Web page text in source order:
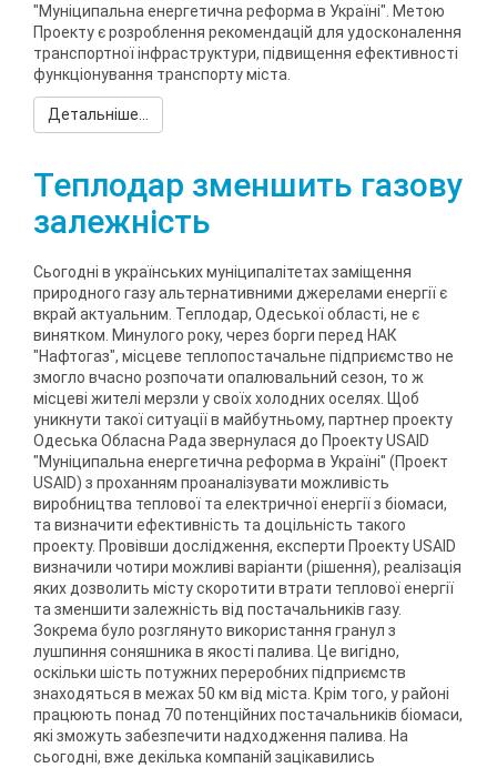
"Муніципальна енергетична реформа в Україні". Метою
Проекту є розроблення рекомендацій для удосконалення
транспортної інфраструктури, підвищення ефективності
функціонування транспорту міста.
Детальніше...
Теплодар зменшить газову
залежність
Сьогодні в українських муніципалітетах заміщення
природного газу альтернативними джерелами енергії є
вкрай актуальним. Теплодар, Одеської області, не є
винятком. Минулого року, через борги перед НАК
"Нафтогаз", місцеве теплопостачальне підприємство не
змогло вчасно розпочати опалювальний сезон, то ж
місцеві жителі мерзли у своїх холодних оселях. Щоб
уникнути такої ситуації в майбутньому, партнер проекту
Одеська Обласна Рада звернулася до Проекту USAID
"Муніципальна енергетична реформа в Україні" (Проект
USAID) з проханням проаналізувати можливість
виробництва теплової та електричної енергії з біомаси,
та визначити ефективність та доцільність такого
проекту. Провівши дослідження, експерти Проекту USAID
визначили чотири можливі варіанти (рішення), реалізація
яких дозволить місту скоротити втрати теплової енергії
та зменшити залежність від постачальників газу.
Зокрема було розглянуто використання гранул з
лушпиння соняшника в якості палива. Це вигідно,
оскільки шість потужних переробних підприємств
знаходяться в межах 50 км від міста. Крім того, у районі
працюють понад 70 потенційних постачальників біомаси,
які зможуть забезпечити надходження палива. На
сьогодні, вже декілька компаній зацікавились